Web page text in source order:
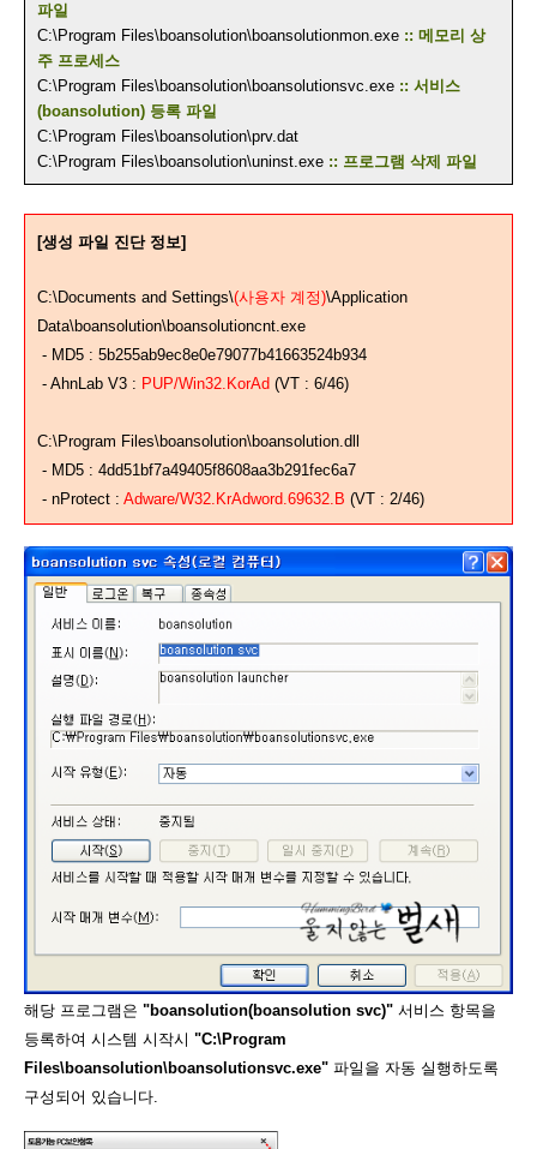
파일
C:\Program Files\boansolution\boansolutionmon.exe :: 메모리 상
주 프로세스
C:\Program Files\boansolution\boansolutionsvc.exe :: 서비스
(boansolution) 등록 파일
C:\Program Files\boansolution\prv.dat
C:\Program Files\boansolution\uninst.exe :: 프로그램 삭제 파일
[생성 파일 진단 정보]
C:\Documents and Settings\(사용자 계정)\Application
Data\boansolution\boansolutioncnt.exe
- MD5 : 5b255ab9ec8e0e79077b41663524b934
- AhnLab V3 : PUP/Win32.KorAd (VT : 6/46)
C:\Program Files\boansolution\boansolution.dll
- MD5 : 4dd51bf7a49405f8608aa3b291fec6a7
- nProtect : Adware/W32.KrAdword.69632.B (VT : 2/46)
해당 프로그램은 "boansolution(boansolution svc)" 서비스 항목을
등록하여 시스템 시작시 "C:\Program
Files\boansolution\boansolutionsvc.exe" 파일을 자동 실행하도록
구성되어 있습니다.